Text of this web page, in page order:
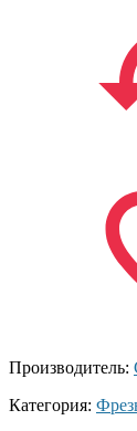
Производитель:
Категория: